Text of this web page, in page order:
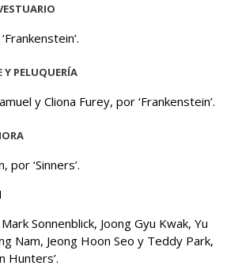
Y PELUQUERÍA
y Cliona Furey, por ‘Frankenstein’.
por ‘Sinners’.
Mark Sonnenblick, Joong Gyu Kwak, Yu
Nam, Jeong Hoon Seo y Teddy Park,
Hunters’.